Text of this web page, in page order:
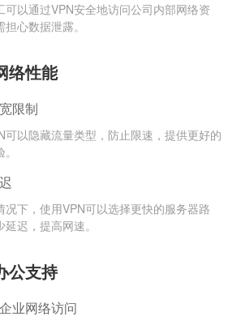
可以通过VPN安全地访问公司内部网络资
心数据泄露。
络性能
限制
可以隐藏流量类型，防止限速，提供更好的
况下，使用VPN可以选择更快的服务器路
迟，提高网速。
公支持
业网络访问